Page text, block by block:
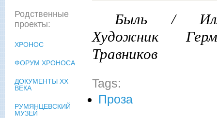
Быль /
Художник
Травников
Tags:
Проза
Родственные
проекты:
ХРОНОС
ФОРУМ ХРОНОСА
ДОКУМЕНТЫ XX
ВЕКА
РУМЯНЦЕВСКИЙ
МУЗЕЙ